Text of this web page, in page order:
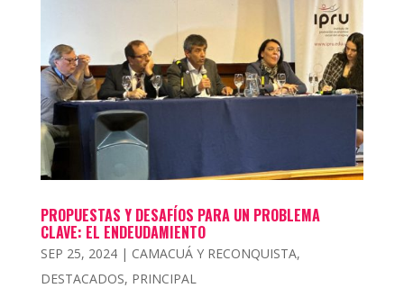
PROPUESTAS Y DESAFÍOS PARA UN PROBLEMA
CLAVE: EL ENDEUDAMIENTO
SEP 25, 2024| CAMACUÁ Y RECONQUISTA,
DESTACADOS, PRINCIPAL